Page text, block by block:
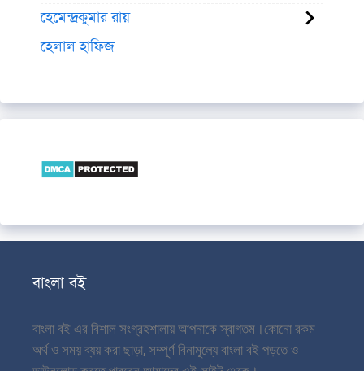
হেমেন্দ্রকুমার রায়
হেলাল হাফিজ
বাংলা বই
বাংলা বই এর বিশাল সংগ্রহশালায় আপনাকে স্বাগতম।কোনো রকম
অর্থ ও সময় ব্যয় করা ছাড়া, সম্পূর্ণ বিনামূল্যে বাংলা বই পড়তে ও